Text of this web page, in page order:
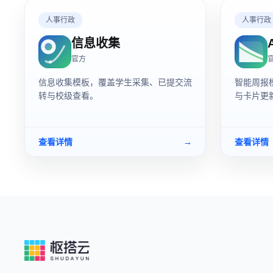
人事行政
信息收集
官方
信息收集模板，覆盖学生采集、已提交流
转与校级查看。
查看详情 →
人事行政
智能周报
与卡片更
查看详情